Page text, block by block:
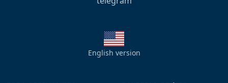
English version